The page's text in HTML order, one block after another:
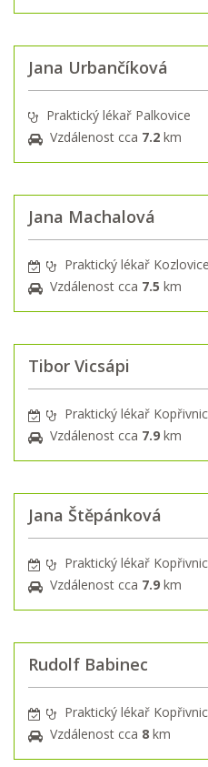
Jana Urbančíková
Praktický lékař Palkovice
Vzdálenost cca 7.2 km
Jana Machalová
Praktický lékař Kozlovice
Vzdálenost cca 7.5 km
Tibor Vicsápi
Praktický lékař
Vzdálenost cca 7.9 km
Jana Štěpánková
Praktický lékař
Vzdálenost cca 7.9 km
Rudolf Babinec
Praktický lékař
Vzdálenost cca 8 km